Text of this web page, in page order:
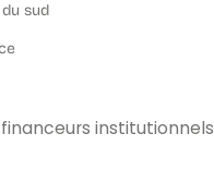
du sud
financeurs institutionnels